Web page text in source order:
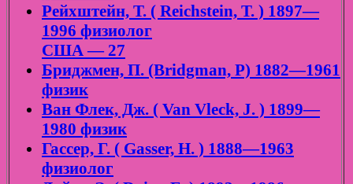
Рейхштейн, Т. ( Reichstein, T. ) 1897—
1996 физиолог
США — 27
Бриджмен, П. (Bridgman, P) 1882—1961
физик
Ван Флек, Дж. ( Van Vleck, J. ) 1899—
1980 физик
Гассер, Г. ( Gasser, H. ) 1888—1963
физиолог